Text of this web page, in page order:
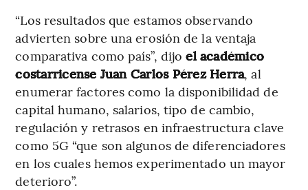
“Los resultados que estamos observando
advierten sobre una erosión de la ventaja
comparativa como país”, dijoel académico
costarricense Juan Carlos Pérez Herra, al
enumerar factores como la disponibilidad de
capital humano, salarios, tipo de cambio,
regulación y retrasos en infraestructura clave
como 5G “que son algunos de diferenciadores
en los cuales hemos experimentado un mayor
deterioro”.